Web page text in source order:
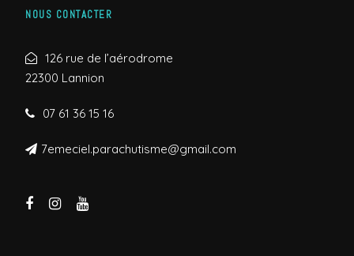
NOUS CONTACTER
126 rue de l’aérodrome
22300 Lannion
07 61 36 15 16
7emeciel.parachutisme@gmail.com